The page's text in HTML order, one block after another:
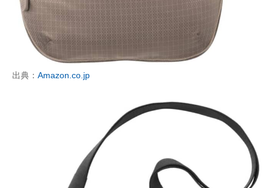
出典： Amazon.co.jp